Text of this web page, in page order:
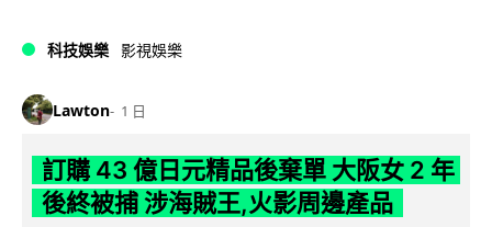
科技娛樂 影視娛樂
Lawton 1 日
訂購 43 億日元精品後棄單 大阪女 2 年
後終被捕 涉海賊王,火影周邊產品